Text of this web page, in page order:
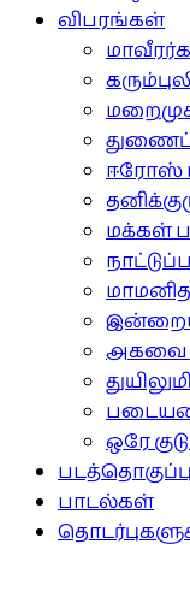
விபரங்கள்
ஈரோஸ்
மக்கள்
அகவை
ஒரே
படத்தொகுப்பு
பாடல்கள்